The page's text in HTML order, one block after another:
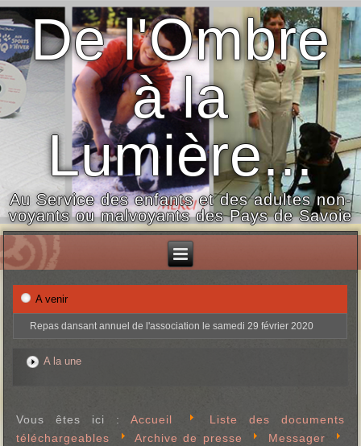
De l'Ombre
à la
Lumière...
Au Service des enfants et des adultes non-
voyants ou malvoyants des Pays de Savoie
A venir
Repas dansant annuel de l'association le samedi 29 février 2020
A la une
Vous êtes ici :Accueil
Liste des documents
téléchargeables
Archive de presse
Messager